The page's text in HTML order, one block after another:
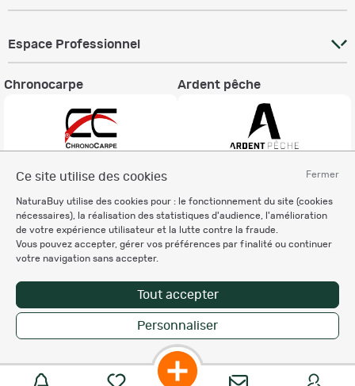
Fermer
Ce site utilise des cookies
NaturaBuy utilise des cookies pour : le fonctionnement du site (cookies
nécessaires), la réalisation des statistiques d'audience, l'amélioration
de votre expérience utilisateur et la lutte contre la fraude.
Vous pouvez accepter, gérer vos préférences par finalité ou continuer
votre navigation sans accepter.
Tout accepter
Personnaliser
Espace Professionnel
Chronocarpe Ardent pêche
Charte éthique
Mentions légales
Règlement & Conditions d'utilisation
Politique de protection
des données personnelles
Personnalisation des cookies
Copyright © 2007-2026 NaturaBuy. Tous droits réservés. N°CNIL: 1239459.
Les marques commerciales mentionnées appartiennent à leurs propriétaires
respectifs in 0.116 s
Suggestions de recherche